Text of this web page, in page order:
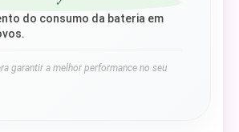
✓
do consumo da bateria em
garantir a melhor performance no seu